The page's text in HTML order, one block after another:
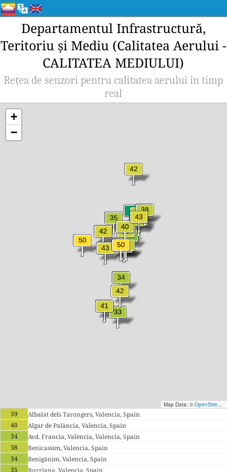
Departamentul Infrastructură,
Teritoriu și Mediu (Calitatea Aerului -
CALITATEA MEDIULUI)
Rețea de senzori pentru calitatea aerului în timp
real
+
−
Map Data: © OpenStreetMap contributors
39
Albalat dels Tarongers, Valencia, Spain
40
Algar de Palància, Valencia, Spain
34
Avd. Francia, València, Valencia, Spain
38
Benicassim, Valencia, Spain
34
Benigánim, Valencia, Spain
35
Burriana, Valencia, Spain